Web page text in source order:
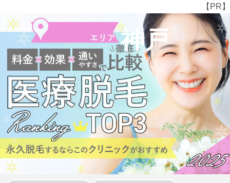
【PR】
神戸